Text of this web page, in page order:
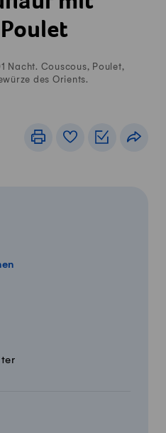
Nacht. Couscous, Poulet,
des Orients.
DruckenRezeptbuch
anzeigenanzeigen